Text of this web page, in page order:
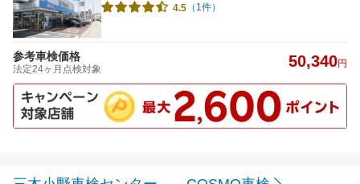
4.5 （1件）
参考車検価格
法定24ヶ月点検対象 50,340円